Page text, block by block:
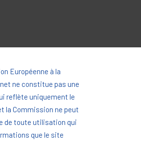
Européenne à la
ne constitue pas une
reflète uniquement le
la Commission ne peut
de toute utilisation qui
que le site